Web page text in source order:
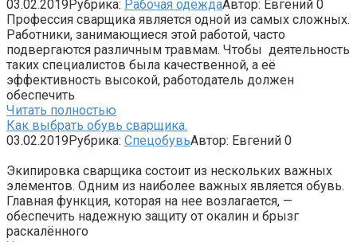
03.02.2019Рубрика: Рабочая одеждаАвтор: Евгений 0
Профессия сварщика является одной из самых сложных.
Работники, занимающиеся этой работой, часто
подвергаются различным травмам. Чтобы деятельность
таких специалистов была качественной, а её
эффективность высокой, работодатель должен
обеспечить
Читать полностью
Как выбрать обувь сварщика.
03.02.2019Рубрика: СпецобувьАвтор: Евгений 0
Экипировка сварщика состоит из нескольких важных
элементов. Одним из наиболее важных является обувь.
Главная функция, которая на нее возлагается, —
обеспечить надежную защиту от окалин и брызг
раскалённого